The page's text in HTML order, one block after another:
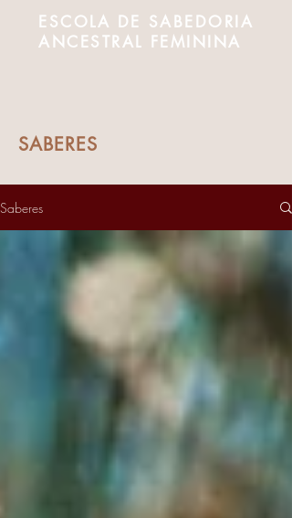
ESCOLA DE SABEDORIA
ANCESTRAL FEMININA
SABERES
Saberes